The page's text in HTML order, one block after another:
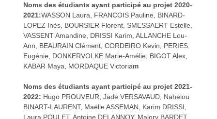
Noms des étudiants ayant participé au projet 2020-
2021:WASSON Laura, FRANCOIS Pauline, BINARD-
LOPEZ Inès, BOURSIER Florent, SMESSAERT Estelle,
VASSENT Amandine, DRISSI Karim, ALLANCHE Lou-
Ann, BEAURAIN Clément, CORDEIRO Kevin, PERIES
Eugénie, DONKERVOLKE Marie-Amélie, BIGOT Alex,
KABAR Maya, MORDAQUE Victoriam
Noms des étudiants ayant participé au projet 2021-
2022: Hugo PROUVEUR, Jade VERSAVAUD, Nahelou
BINART-LAURENT, Maëlle ASSEMAN, Karim DRISSI,
Laura POULET, Antoine DELANNOY, Malory BARDET,